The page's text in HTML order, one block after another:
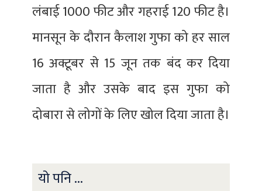
लंबाई 1000 फीट और गहराई 120 फीट है।
मानसून के दौरान कैलाश गुफा को हर साल
16 अक्टूबर से 15 जून तक बंद कर दिया
जाता है और उसके बाद इस गुफा को
दोबारा से लोगों के लिए खोल दिया जाता है।
यो पनि ...